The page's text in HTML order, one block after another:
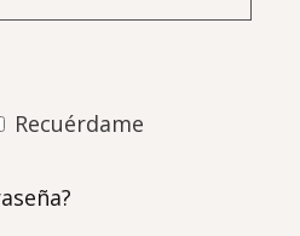
Recuérdame